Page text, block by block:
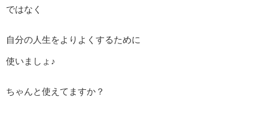
ではなく
自分の人生をよりよくするために
使いましょ♪
ちゃんと使えてますか？